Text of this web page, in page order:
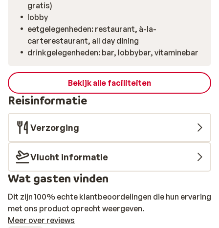
gratis)
lobby
eetgelegenheden: restaurant, à-la-
carterestaurant, all day dining
drinkgelegenheden: bar, lobbybar, vitaminebar
Bekijk alle faciliteiten
Reisinformatie
Verzorging
Vlucht informatie
Wat gasten vinden
Dit zijn 100% echte klantbeoordelingen die hun ervaring
met ons product oprecht weergeven.
Meer over reviews